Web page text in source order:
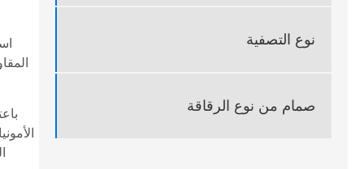
نوع التصفية
صمام من نوع الرقاقة